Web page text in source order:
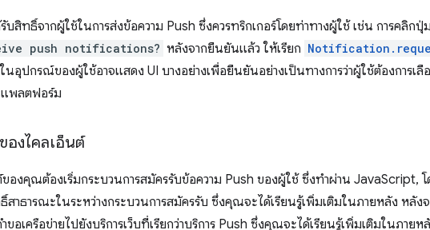
สิทธิ์จากผู้ใช้ในการส่งข้อความ Push ซึ่งควรทริกเกอร์โดยท่าทางผู้ใช้ เช่น การคลิกปุ่
push notifications? หลังจากยืนยันแล้ว ให้เรียก
นอุปกรณ์ของผู้ใช้อาจแสดง UI บางอย่างเพื่อยืนยันอย่างเป็นทางการว่าผู้ใช้ต้องการเลื
พลตฟอร์ม
องไคลเอ็นต์
องคุณต้องเริ่มกระบวนการสมัครรับข้อความ Push ของผู้ใช้ ซึ่งทำผ่าน JavaScript,
าธารณะในระหว่างกระบวนการสมัครรับ ซึ่งคุณจะได้เรียนรู้เพิ่มเติมในภายหลัง หลังจ
ขอเครือข่ายไปยังบริการเว็บที่เรียกว่าบริการ Push ซึ่งคุณจะได้เรียนรู้เพิ่มเติมในภายห